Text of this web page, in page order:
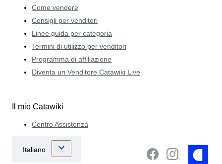
Come vendere
Consigli per venditori
Linee guida per categoria
Termini di utilizzo per venditori
Programma di affiliazione
Diventa un Venditore Catawiki Live
Il mio Catawiki
Centro Assistenza